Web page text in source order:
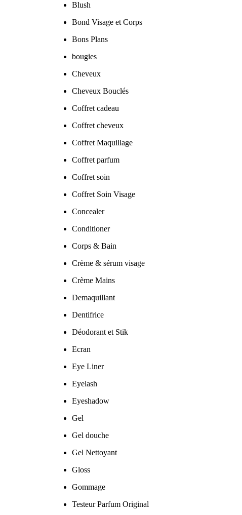
Blush
Bond Visage et Corps
Bons Plans
bougies
Cheveux
Cheveux Bouclés
Coffret cadeau
Coffret cheveux
Coffret Maquillage
Coffret parfum
Coffret soin
Coffret Soin Visage
Concealer
Conditioner
Corps & Bain
Crème & sérum visage
Crème Mains
Demaquillant
Dentifrice
Déodorant et Stik
Ecran
Eye Liner
Eyelash
Eyeshadow
Gel
Gel douche
Gel Nettoyant
Gloss
Gommage
Testeur Parfum Original